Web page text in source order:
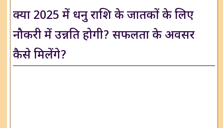
क्या 2025 में धनु राशि के जातकों के लिए
नौकरी में उन्नति होगी? सफलता के अवसर
कैसे मिलेंगे?